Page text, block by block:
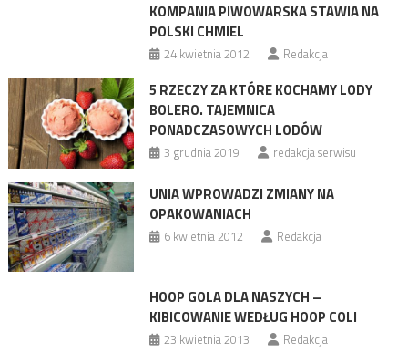
KOMPANIA PIWOWARSKA STAWIA NA
POLSKI CHMIEL
24 kwietnia 2012 Redakcja
5 RZECZY ZA KTÓRE KOCHAMY LODY
BOLERO. TAJEMNICA
PONADCZASOWYCH LODÓW
3 grudnia 2019 redakcja serwisu
UNIA WPROWADZI ZMIANY NA
OPAKOWANIACH
6 kwietnia 2012 Redakcja
HOOP GOLA DLA NASZYCH –
KIBICOWANIE WEDŁUG HOOP COLI
23 kwietnia 2013 Redakcja